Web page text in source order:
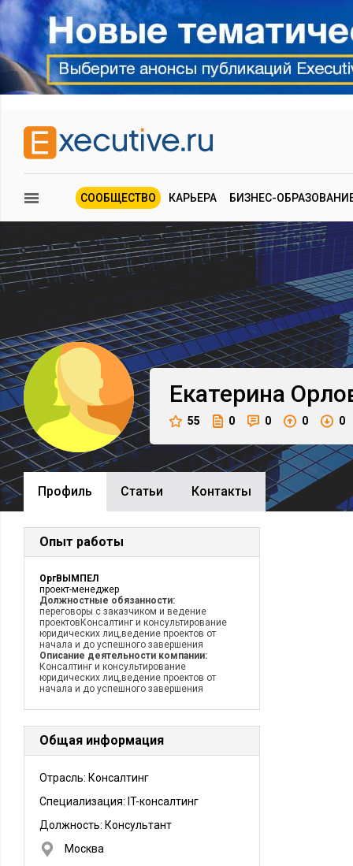
СООБЩЕСТВО КАРЬЕРА БИЗНЕС-
Екатерина
55 0 0 0 0
Профиль Cтатьи Контакты
Опыт работы
ОргВЫМПЕЛ
проект-менеджер
Должностные обязанности:
переговоры с заказчиком и ведение
проектовКонсалтинг и консультирование
юридических лиц,ведение проектов от
начала и до успешного завершения
Описание деятельности компании:
Консалтинг и консультирование
юридических лиц,ведение проектов от
начала и до успешного завершения
Общая информация
Отрасль: Консалтинг
Специализация: IT-консалтинг
Должность: Консультант
Москва